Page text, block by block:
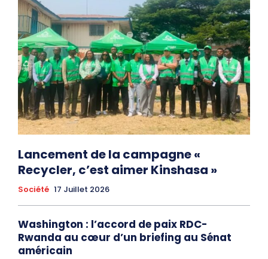
Lancement de la campagne «
Recycler, c’est aimer Kinshasa »
Société 17 Juillet 2026
Washington : l’accord de paix RDC-
Rwanda au cœur d’un briefing au Sénat
américain